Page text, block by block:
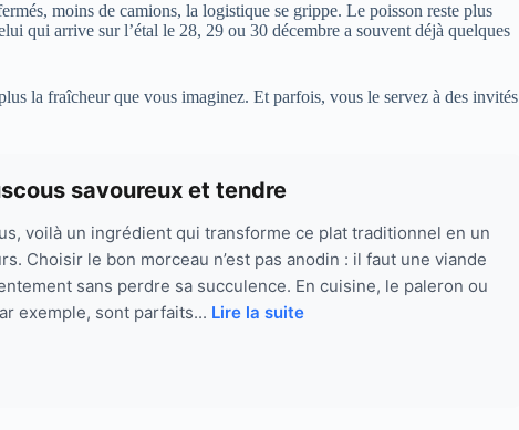
moins de camions, la logistique se grippe. Le poisson reste plus
qui arrive sur l’étal le 28, 29 ou 30 décembre a souvent déjà quelques
la fraîcheur que vous imaginez. Et parfois, vous le servez à des invités
savoureux et tendre
voilà un ingrédient qui transforme ce plat traditionnel en un
Choisir le bon morceau n’est pas anodin : il faut une viande
sans perdre sa succulence. En cuisine, le paleron ou
exemple, sont parfaits... Lire la suite